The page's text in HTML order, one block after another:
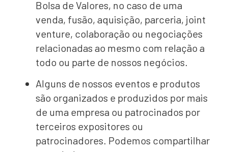
Bolsa de Valores, no caso de uma
venda, fusão, aquisição, parceria, joint
venture, colaboração ou negociações
relacionadas ao mesmo com relação a
todo ou parte de nossos negócios.
Alguns de nossos eventos e produtos
são organizados e produzidos por mais
de uma empresa ou patrocinados por
terceiros expositores ou
patrocinadores. Podemos compartilhar